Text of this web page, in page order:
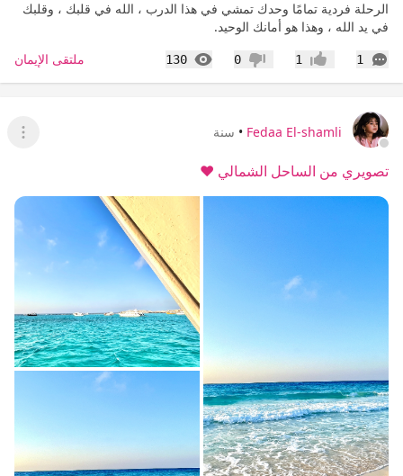
الرحلة فردية تمامًا وحدك تمشي في هذا الدرب ، الله في قلبك ، وقلبك
في يد الله ، وهذا هو أمانك الوحيد.
1
التعليقات إعجاب1 عدم إعجاب
0
130
المشاهدات ملتقى الإيمان
Fedaa El-shamli
• سنة
عرض
تصويري من الساحل الشمالي ♥️